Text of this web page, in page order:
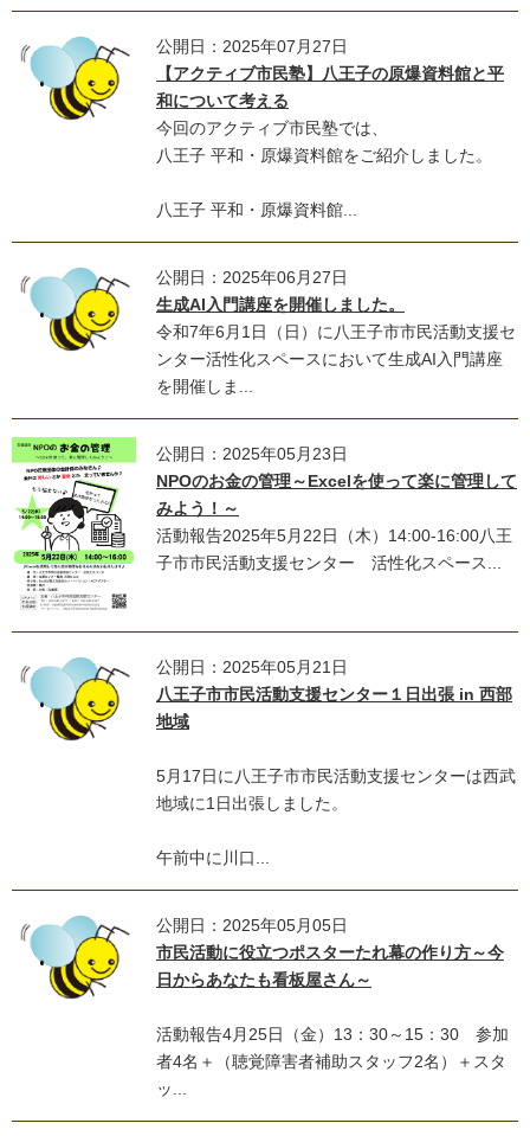
公開日：2025年07月27日
【アクティブ市民塾】八王子の原爆資料館と平
和について考える
今回のアクティブ市民塾では、
八王子 平和・原爆資料館をご紹介しました。
八王子 平和・原爆資料館...
公開日：2025年06月27日
生成AI入門講座を開催しました。
令和7年6月1日（日）に八王子市市民活動支援セ
ンター活性化スペースにおいて生成AI入門講座
を開催しま...
公開日：2025年05月23日
NPOのお金の管理～Excelを使って楽に管理して
みよう！～
活動報告2025年5月22日（木）14:00-16:00八王
子市市民活動支援センター 活性化スペース...
公開日：2025年05月21日
八王子市市民活動支援センター１日出張 in 西部
地域
5月17日に八王子市市民活動支援センターは西武
地域に1日出張しました。
午前中に川口...
公開日：2025年05月05日
市民活動に役立つポスターたれ幕の作り方～今
日からあなたも看板屋さん～
活動報告4月25日（金）13：30～15：30 参加
者4名＋（聴覚障害者補助スタッフ2名）＋スタ
ッ...